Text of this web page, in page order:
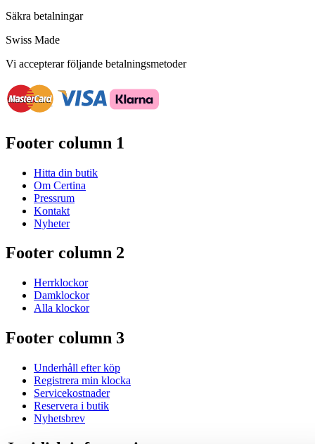
Säkra betalningar
Swiss Made
Vi accepterar följande betalningsmetoder
Footer column 1
Hitta din butik
Om Certina
Pressrum
Kontakt
Nyheter
Footer column 2
Herrklockor
Damklockor
Alla klockor
Footer column 3
Underhåll efter köp
Registrera min klocka
Servicekostnader
Reservera i butik
Nyhetsbrev